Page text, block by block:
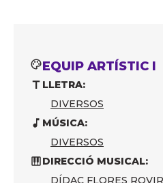
EQUIP ARTÍSTIC I
LLETRA:
DIVERSOS
MÚSICA:
DIVERSOS
DIRECCIÓ MUSICAL:
DÍDAC FLORES